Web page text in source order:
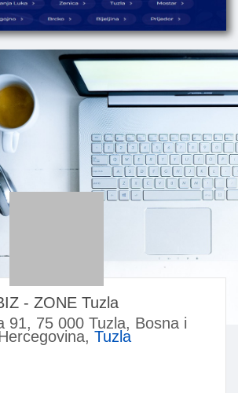
- ZONE Tuzla
91, 75 000 Tuzla, Bosna i
Tuzla